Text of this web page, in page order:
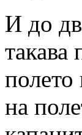
И до
такава
полето
на